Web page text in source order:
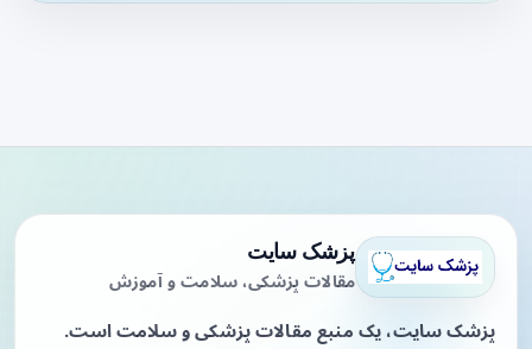
پزشک سایت
مقالات پزشکی، سلامت و آموزش
پزشک سایت، یک منبع مقالات پزشکی و سلامت است.